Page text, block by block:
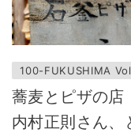
100-FUKUSHIMA
蕎麦とピザの店
内村正則さん、